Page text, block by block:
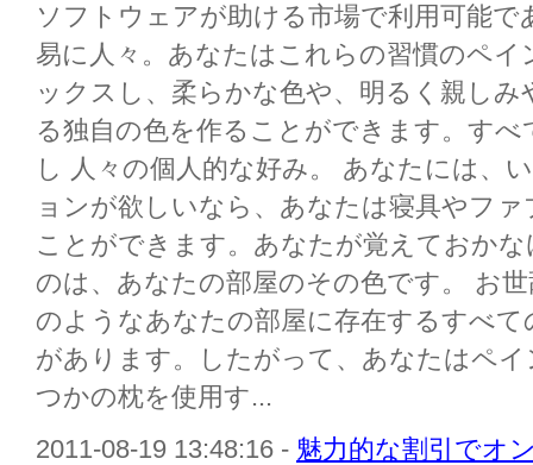
ソフトウェアが助ける市場で利用可能
易に人々。あなたはこれらの習慣のペ
ックスし、柔らかな色や、明るく親し
る独自の色を作ることができます。す
し 人々の個人的な好み。 あなたには、
ョンが欲しいなら、あなたは寝具やフ
ことができます。あなたが覚えておか
のは、あなたの部屋のその色です。 お
のようなあなたの部屋に存在するすべ
があります。したがって、あなたはペ
つかの枕を使用す...
2011-08-19 13:48:16 - 魅力的な割引でオ